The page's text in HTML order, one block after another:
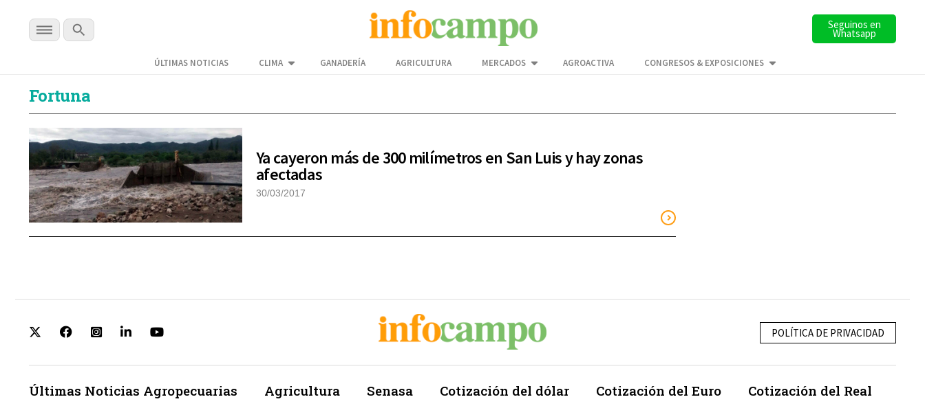
Seguinos en
Whatsapp
ÚLTIMAS NOTICIAS CLIMA GANADERÍA AGRICULTURA MERCADOS AGROACTIVA CONGRESOS & EXPOSICIONES
Fortuna
Ya cayeron más de 300 milímetros en San Luis y hay zonas
afectadas
30/03/2017
POLÍTICA DE PRIVACIDAD
Últimas Noticias Agropecuarias Agricultura Senasa Cotización del dólar Cotización del Euro Cotización del Real